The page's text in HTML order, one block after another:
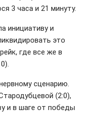
3 часа и 21 минуту.
инициативу и
это
где все же в
сценарию.
(2:0),
и в шаге от победы